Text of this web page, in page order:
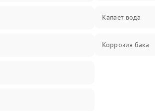
Капает вода
Коррозия бака